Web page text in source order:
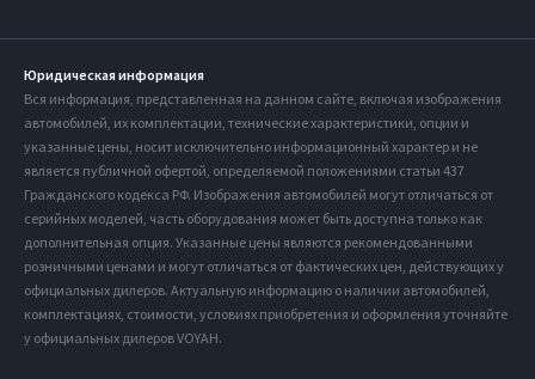
Юридическая информация
Вся информация, представленная на данном сайте, включая изображения
автомобилей, их комплектации, технические характеристики, опции и
указанные цены, носит исключительно информационный характер и не
является публичной офертой, определяемой положениями статьи 437
Гражданского кодекса РФ. Изображения автомобилей могут отличаться от
серийных моделей, часть оборудования может быть доступна только как
дополнительная опция. Указанные цены являются рекомендованными
розничными ценами и могут отличаться от фактических цен, действующих у
официальных дилеров. Актуальную информацию о наличии автомобилей,
комплектациях, стоимости, условиях приобретения и оформления уточняйте
у официальных дилеров VOYAH.